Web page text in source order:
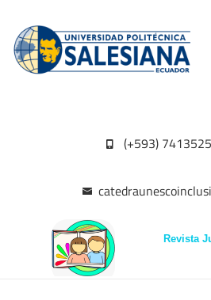
(+593)
Revista